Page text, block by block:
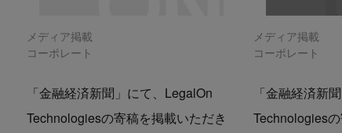
メディア掲載
コーポレート
「金融経済新聞」にて、LegalOn
Technologiesの寄稿を掲載いただき
メディア掲載
コーポレート
「金融経済新
Technologies